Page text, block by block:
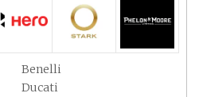
Benelli
Ducati